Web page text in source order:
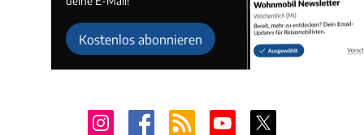
Kostenlos abonnieren